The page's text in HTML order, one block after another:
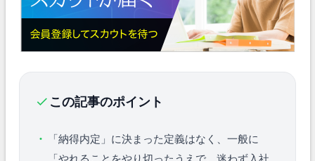
この記事のポイント
「納得内定」に決まった定義はなく、一般に
「やれることをやり切ったうえで、迷わず入社